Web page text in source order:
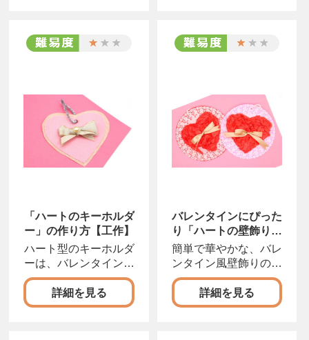
「ハートのキーホルダ
ー」の作り方【工作】
ハート型のキーホルダ
ーは、バレンタインの
プレゼント工作にピッ
詳細を見る
バレンタインにぴった
り「ハートの壁飾り」
の作り方【工作】
簡単で華やかな、バレ
ンタイン風壁飾りの工
作アイディアです。ち
詳細を見る